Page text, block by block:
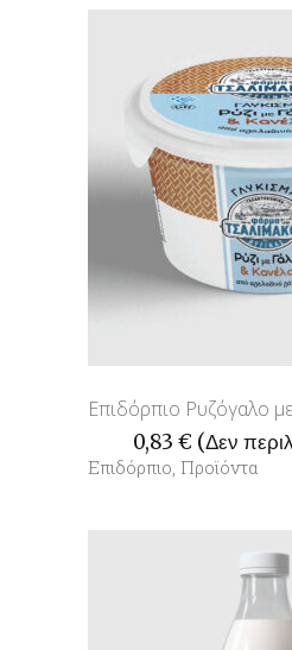
Επιδόρπιο Ρυζόγαλο
0,83 € (Δεν
Επιδόρπιο, Προϊόντα